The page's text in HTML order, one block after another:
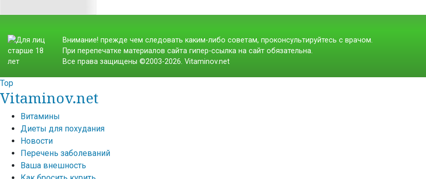
Внимание! прежде чем следовать каким-либо советам, проконсультируйтесь с врачом.
При перепечатке материалов сайта гипер-ссылка на сайт обязательна.
Все права защищены ©2003-2026. Vitaminov.net
Top
Vitaminov.net
Витамины
Диеты для похудания
Новости
Перечень заболеваний
Ваша внешность